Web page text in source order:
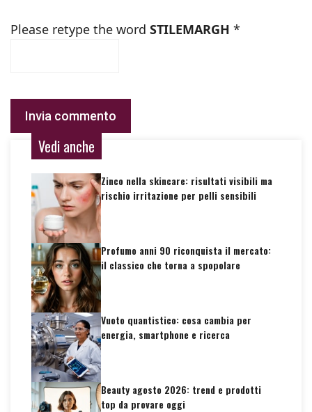
Please retype the word STILEMARGH *
Vedi anche
Zinco nella skincare: risultati visibili ma
rischio irritazione per pelli sensibili
Profumo anni 90 riconquista il mercato:
il classico che torna a spopolare
Vuoto quantistico: cosa cambia per
energia, smartphone e ricerca
Beauty agosto 2026: trend e prodotti
top da provare oggi